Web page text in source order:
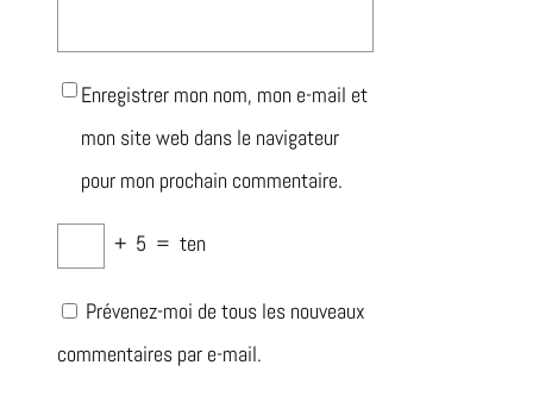
Enregistrer mon nom, mon e-mail et
mon site web dans le navigateur
pour mon prochain commentaire.
+ 5 = ten
Prévenez-moi de tous les nouveaux
commentaires par e-mail.